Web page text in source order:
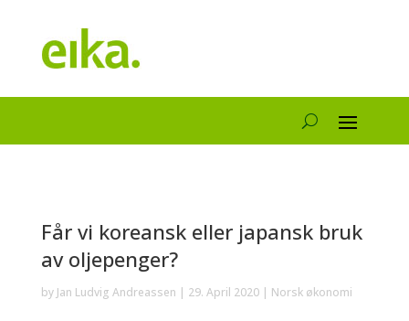
Får vi koreansk eller japansk bruk
av oljepenger?
by Jan Ludvig Andreassen | 29. April 2020| Norsk økonomi